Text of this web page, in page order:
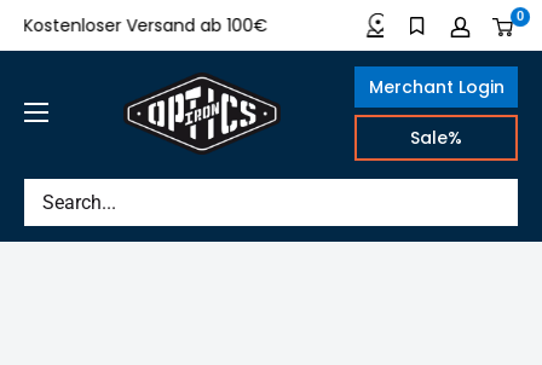
Directly
to
content
Kostenloser Versand ab 100€ Made in 0
IRON
Merchant Login
Sale%